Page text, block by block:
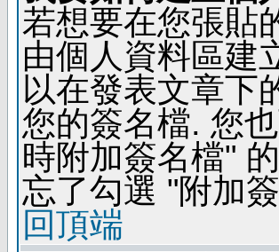
若想要在您張貼
由個人資料區建
以在發表文章下
您的簽名檔. 您
時附加簽名檔"
忘了勾選 "附加
回頂端